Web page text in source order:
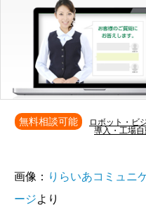
無料相談可能
ロボット・ビ
導入・工場
画像： りらいあコミュニ
ージより